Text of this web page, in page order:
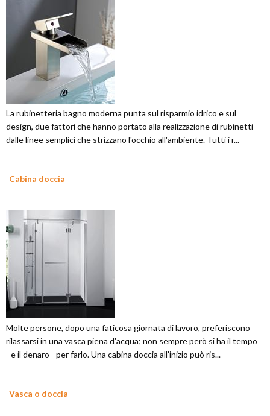
La rubinetteria bagno moderna punta sul risparmio idrico e sul
design, due fattori che hanno portato alla realizzazione di rubinetti
dalle linee semplici che strizzano l'occhio all'ambiente. Tutti i r...
Cabina doccia
Molte persone, dopo una faticosa giornata di lavoro, preferiscono
rilassarsi in una vasca piena d'acqua; non sempre però si ha il tempo
- e il denaro - per farlo. Una cabina doccia all'inizio può ris...
Vasca o doccia